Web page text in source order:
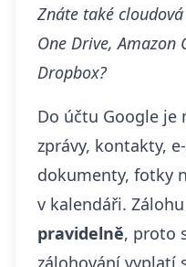
Znáte také
One Drive,Amazon
Dropbox?
Do účtu Google je
zprávy, kontakty,
dokumenty, fotky
v kalendáři.
pravidelně, proto
zálohování vyplatí